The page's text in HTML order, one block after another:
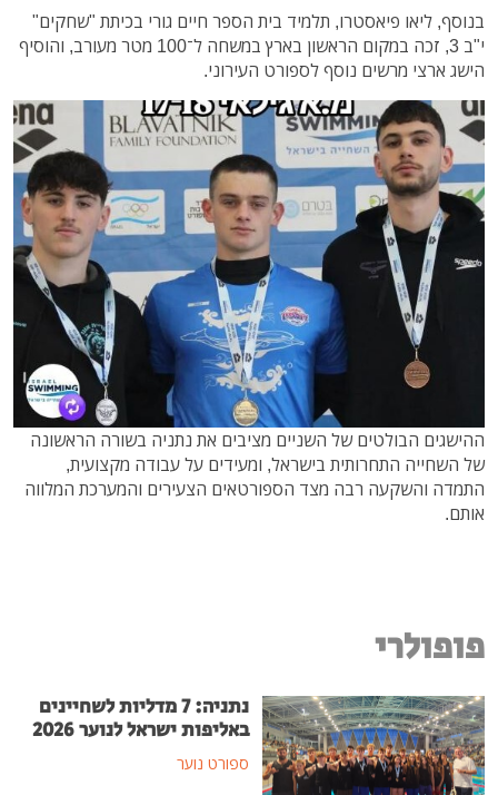
בנוסף, ליאו פיאסטרו, תלמיד בית הספר חיים גורי בכיתת "שחקים"
י"ב 3, זכה במקום הראשון בארץ במשחה ל־100 מטר מעורב, והוסיף
הישג ארצי מרשים נוסף לספורט העירוני.
ההישגים הבולטים של השניים מציבים את נתניה בשורה הראשונה
של השחייה התחרותית בישראל, ומעידים על עבודה מקצועית,
התמדה והשקעה רבה מצד הספורטאים הצעירים והמערכת המלווה
אותם.
פופולרי
נתניה: 7 מדליות לשחיינים
באליפות ישראל לנוער 2026
ספורט נוער